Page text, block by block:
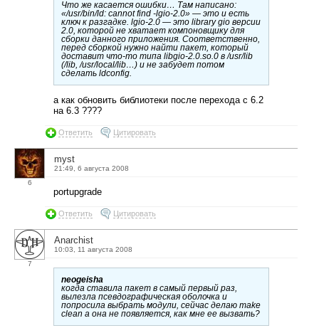
Что же касается ошибки… Там написано:
«/usr/bin/ld: cannot find -lgio-2.0» — это и есть
ключ к разгадке. lgio-2.0 — это library gio версии
2.0, которой не хватает компоновщику для
сборки данного приложения. Соответственно,
перед сборкой нужно найти пакет, который
доставит что-то типа libgio-2.0.so.0 в /usr/lib
(/lib, /usr/local/lib…) и не забудет потом
сделать ldconfig.
а как обновить библиотеки после перехода с 6.2
на 6.3 ????
Ответить Цитировать
6
myst
21:49, 6 августа 2008
portupgrade
Ответить Цитировать
7
Anarchist
10:03, 11 августа 2008
neogeisha
когда ставила пакет в самый первый раз,
вылезла псевдографическая оболочка и
попросила выбрать модули, сейчас делаю make
clean а она не появляется, как мне ее вызвать?